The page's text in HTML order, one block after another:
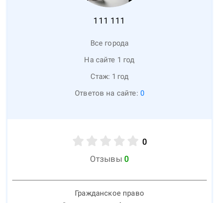
111 111
Все города
На сайте 1 год
Стаж: 1 год
Ответов на сайте: 0
0
Отзывы 0
Гражданское право